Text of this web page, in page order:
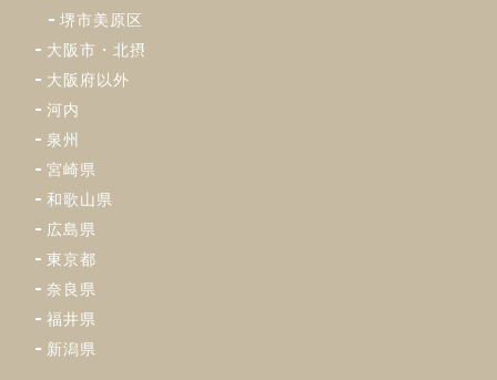
堺市美原区
大阪市・北摂
大阪府以外
河内
泉州
宮崎県
和歌山県
広島県
東京都
奈良県
福井県
新潟県